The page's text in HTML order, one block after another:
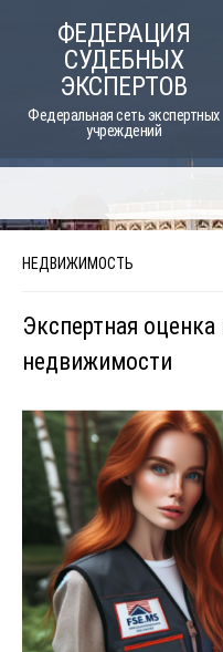
ФЕДЕРАЦИЯ
СУДЕБНЫХ
ЭКСПЕРТОВ
Федеральная сеть экспертных
учреждений
НЕДВИЖИМОСТЬ
Экспертная
недвижимости